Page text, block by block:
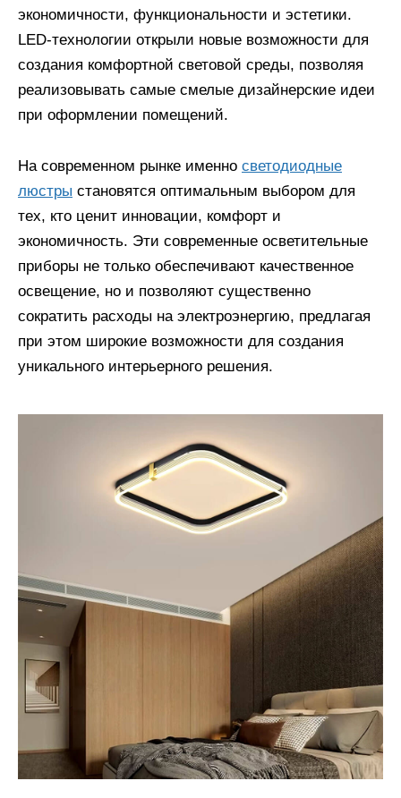
экономичности, функциональности и эстетики.
LED-технологии открыли новые возможности для
создания комфортной световой среды, позволяя
реализовывать самые смелые дизайнерские идеи
при оформлении помещений.
На современном рынке именно светодиодные
люстры становятся оптимальным выбором для
тех, кто ценит инновации, комфорт и
экономичность. Эти современные осветительные
приборы не только обеспечивают качественное
освещение, но и позволяют существенно
сократить расходы на электроэнергию, предлагая
при этом широкие возможности для создания
уникального интерьерного решения.